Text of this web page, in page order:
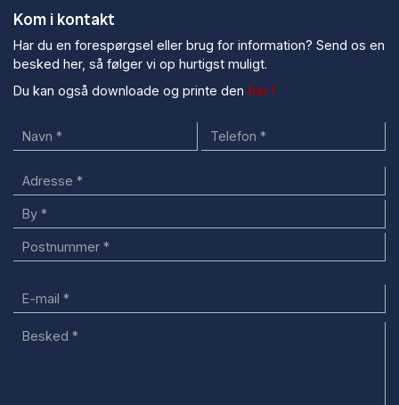
Kom i kontakt
Har du en forespørgsel eller brug for information? Send os en
besked her, så følger vi op hurtigst muligt.
Du kan også downloade og printe den her !
Adresse
Adresse
By
Postnummer